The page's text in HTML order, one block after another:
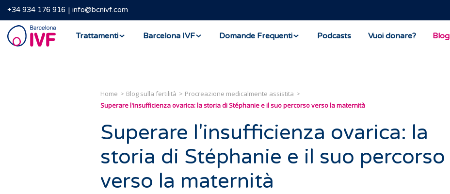
+34 934 176 916 info@bcnivf.com
Barcelona
IVF
Trattamenti Barcelona IVF Domande Frequenti Podcasts Vuoi donare? Blog
Home Blog sulla fertilità
Procreazione medicalmente assistita
Superare l'insufficienza ovarica: la storia di Stéphanie e il suo percorso verso la maternità
Superare l'insufficienza ovarica: la
storia di Stéphanie e il suo percorso
verso la maternità